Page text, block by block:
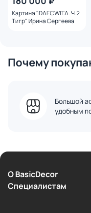
Картина "DAECWITA. Ч.2
Тигр" Ирина Сергеева
Почему
Большой
удобным
О BasicDecor
Cпециалистам